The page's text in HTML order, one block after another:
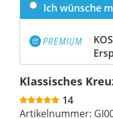
Ich wünsche
Klassisches
14
Artikelnummer: